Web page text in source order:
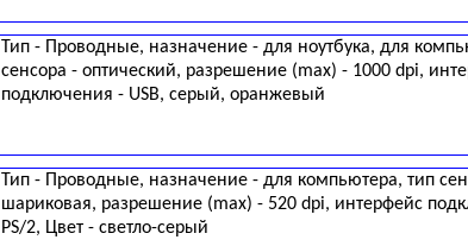
Тип - Проводные, назначение - для ноутбука, для
сенсора - оптический, разрешение (max) - 1000 dpi,
подключения - USB, серый, оранжевый
Тип - Проводные, назначение - для компьютера, тип
шариковая, разрешение (max) - 520 dpi, интерфейс
PS/2, Цвет - светло-серый